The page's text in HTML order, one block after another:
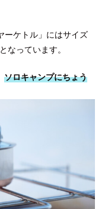
ーケトル」にはサイズ
なっています。
ソロキャンプにちょう